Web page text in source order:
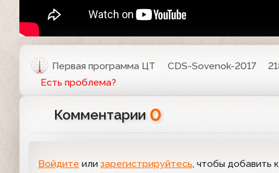
Первая программа ЦТ CDS-Sovenok-2017
Есть проблема?
Комментарии 0
Войдите или зарегистрируйтесь, чтобы добавить